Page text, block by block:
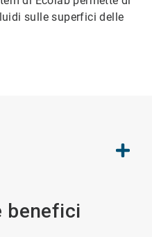
sulle superfici delle
benefici